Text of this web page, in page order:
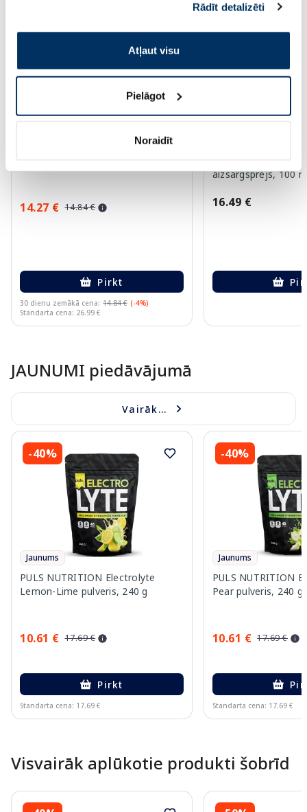
pakalpojumus. Ja piekrītat šo papildu sīkdatņu
izmantošanai, lūdzu, atzīmējiet savu izvēli:
Rādīt detalizēti
Atļaut visu
Pielāgot
Noraidīt
LA ROCHE-POSAY Anthelios Oil
14.27 € 14.84 €
Pirkt
30 dienu zemākā cena: 14.84 € (-4%)
Standarta cena: 26.99 €
aizsargsprejs, 100
16.49 €
JAUNUMI piedāvājumā
Vairāk...
-40%
Jaunums
PULS NUTRITION Electrolyte
Lemon-Lime pulveris, 240 g
10.61 € 17.69 €
Pirkt
Standarta cena: 17.69 €
-40%
Jaunums
PULS NUTRITION
Pear pulveris, 240 g
10.61 € 17.69 €
Standarta cena: 17.69 €
Visvairāk aplūkotie produkti šobrīd